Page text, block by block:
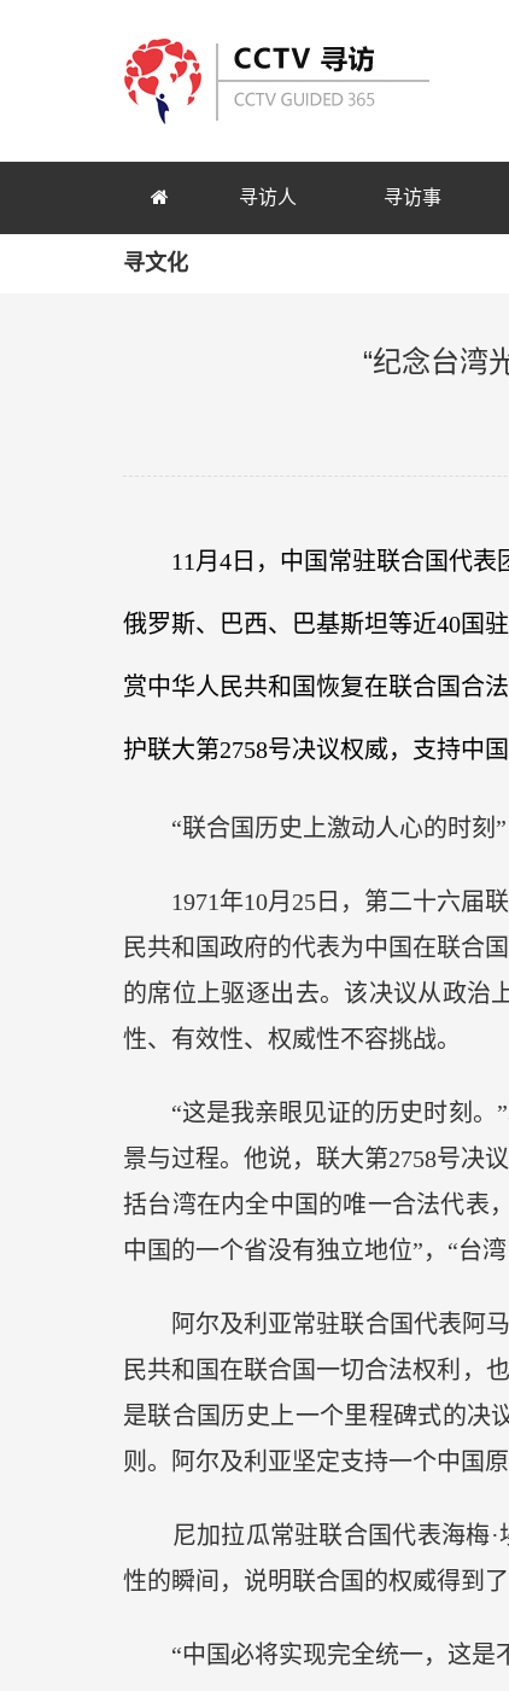
寻访人 寻访事
寻文化
“纪念台湾
11月4日，中国常驻联合国代表团
俄罗斯、巴西、巴基斯坦等近40国
赏中华人民共和国恢复在联合国合
护联大第2758号决议权威，支持中
“联合国历史上激动人心的时刻”
1971年10月25日，第二十六届联
民共和国政府的代表为中国在联合
的席位上驱逐出去。该决议从政治
性、有效性、权威性不容挑战。
“这是我亲眼见证的历史时刻。”
景与过程。他说，联大第2758号决
括台湾在内全中国的唯一合法代表
中国的一个省没有独立地位”，“台
阿尔及利亚常驻联合国代表阿马
民共和国在联合国一切合法权利，
是联合国历史上一个里程碑式的决
则。阿尔及利亚坚定支持一个中国
尼加拉瓜常驻联合国代表海梅·
性的瞬间，说明联合国的权威得到了
“中国必将实现完全统一，这是